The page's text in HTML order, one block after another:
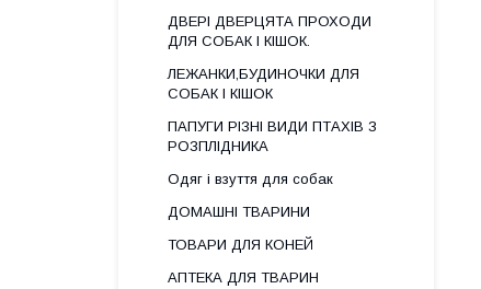
ДВЕРІ ДВЕРЦЯТА ПРОХОДИ
ДЛЯ СОБАК І КІШОК.
ЛЕЖАНКИ,БУДИНОЧКИ ДЛЯ
СОБАК І КІШОК
ПАПУГИ РІЗНІ ВИДИ ПТАХІВ З
РОЗПЛІДНИКА
Одяг і взуття для собак
ДОМАШНІ ТВАРИНИ
ТОВАРИ ДЛЯ КОНЕЙ
АПТЕКА ДЛЯ ТВАРИН